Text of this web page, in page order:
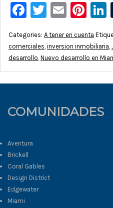
Facebook
Twitter
Email
Categories: A tener en cuenta
comerciales, inversion inmobiliaria,
desarrollo, Nuevo desarrollo en
COMUNIDADES
Aventura
Brickell
Coral Gables
Design District
Edgewater
Miami